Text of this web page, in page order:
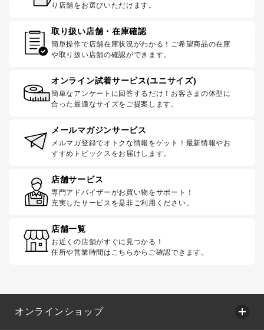
り店舗をお選びいただけます。
取り扱い店舗・在庫確認
簡単操作で店舗在庫状況がわかる！ご希望商品の在庫
や取り扱い店舗の確認ができます。
オンライン試着サービス(ユニサイズ)
簡単なアンケートに回答するだけ！お客さまの体型に
合った最適なサイズをご提案します。
メールマガジンサービス
メルマガ登録でオトクな情報をゲット！最新情報やお
すすめトピックスをお届けします。
店舗サービス
専門アドバイザーがお買い物をサポート！
充実したサービスを是非ご利用ください。
店舗一覧
お近くの店舗がすぐに見つかる！
住所や営業時間はこちらからご確認できます。
オンラインショップ